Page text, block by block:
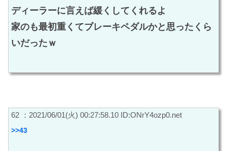
ディーラーに言えば緩くしてくれるよ
家のも最初重くてブレーキペダルかと思ったくら
いだったｗ
62 ：2021/06/01(火) 00:27:58.10 ID:ONrY4ozp0.net
>>43